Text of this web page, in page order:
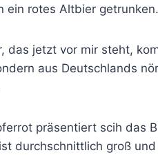
ein rotes Altbier getrunken.
das jetzt vor mir steht,
aus Deutschlands
präsentiert scih das
durchschnittlich groß